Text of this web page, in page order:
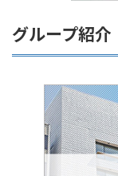
グループ紹